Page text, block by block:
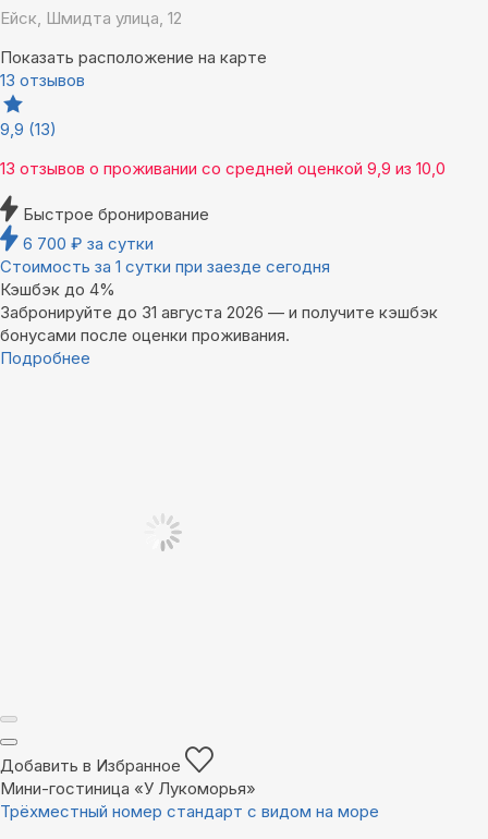
Ейск, Шмидта улица, 12
Показать расположение на карте
13 отзывов
9,9 (13)
13 отзывов о проживании со средней оценкой 9,9 из 10,0
Быстрое бронирование
6 700 ₽ за сутки
Стоимость за 1 сутки при заезде сегодня
Кэшбэк до 4%
Забронируйте до 31 августа 2026 — и получите кэшбэк
бонусами после оценки проживания.
Подробнее
Добавить в Избранное
Мини-гостиница «У Лукоморья»
Трёхместный номер стандарт с видом на море